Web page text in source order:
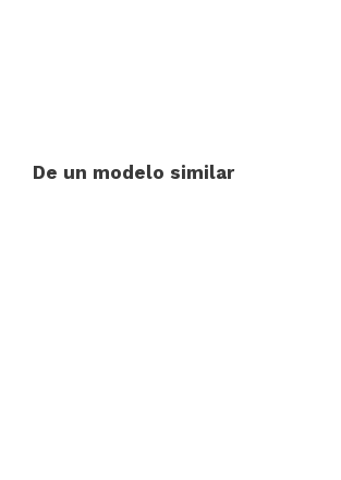
De un modelo similar